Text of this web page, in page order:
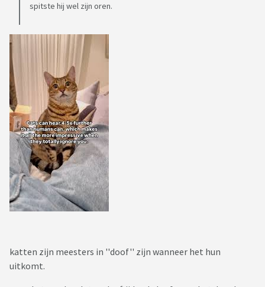
spitste hij wel zijn oren.
katten zijn meesters in ''doof'' zijn wanneer het hun
uitkomt.